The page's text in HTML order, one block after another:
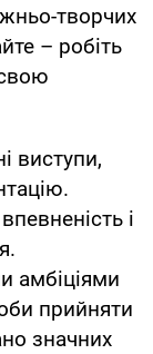
творчих
– робіть
виступи,
і
амбіціями
прийняти
значних